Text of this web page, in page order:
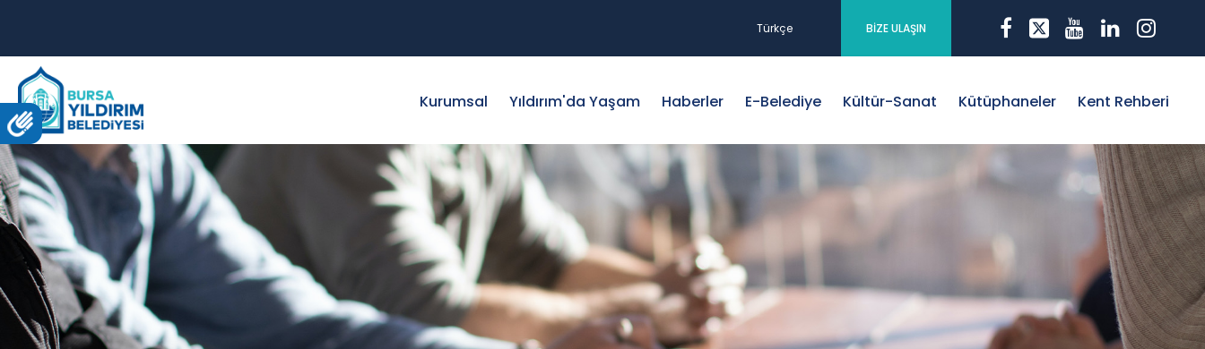
Türkçe BİZE ULAŞIN
Kurumsal Yıldırım'da Yaşam Haberler E-Belediye Kültür-Sanat Kütüphaneler Kent Rehberi